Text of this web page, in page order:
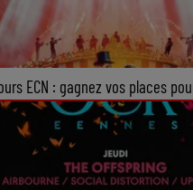
ECN : gagnez vos places